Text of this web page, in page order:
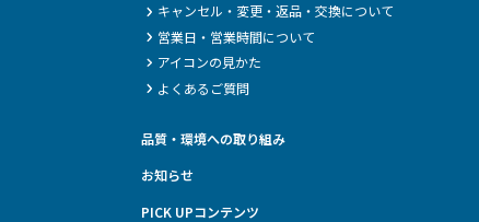
キャンセル・変更・返品・交換について
営業日・営業時間について
アイコンの見かた
よくあるご質問
品質・環境への取り組み
お知らせ
PICK UPコンテンツ